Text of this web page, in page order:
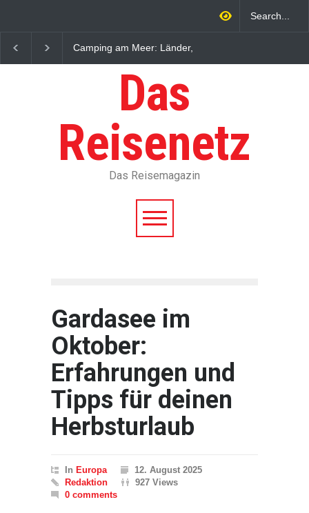
Frauen ohne Bikini-Oberteil
Buchung
Das
Reisenetz
Das Reisemagazin
Gardasee im
Oktober:
Erfahrungen und
Tipps für deinen
Herbsturlaub
In Europa
12. August 2025
Redaktion
927 Views
0 comments